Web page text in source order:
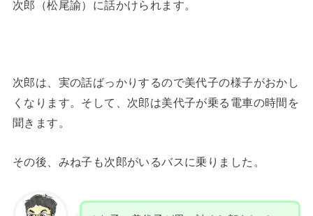
次郎（松尾諭）に話かけられます。
次郎は、実の話ばっかりするので美代子の様子がおかし
くなります。そして、次郎は美代子が乗る電車の時間を
聞きます。
その後、みね子も次郎がいるバスに乗りました。